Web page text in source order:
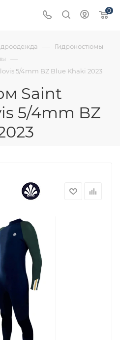
0
— Гидрокостюмы
—
5/4mm BZ Blue Khaki 2023
Saint
5/4mm BZ